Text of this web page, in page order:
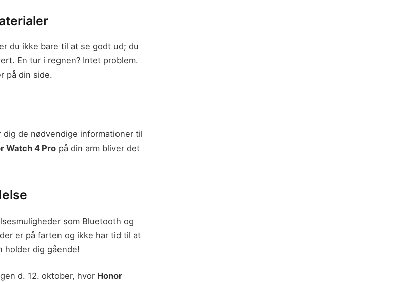
du ikke bare til at se godt ud; du
En tur i regnen? Intet problem.
på din side.
de nødvendige informationer til
Watch 4 Pro på din arm bliver det
som Bluetooth og
er på farten og ikke har tid til at
holder dig gående!
d. 12. oktober, hvor Honor